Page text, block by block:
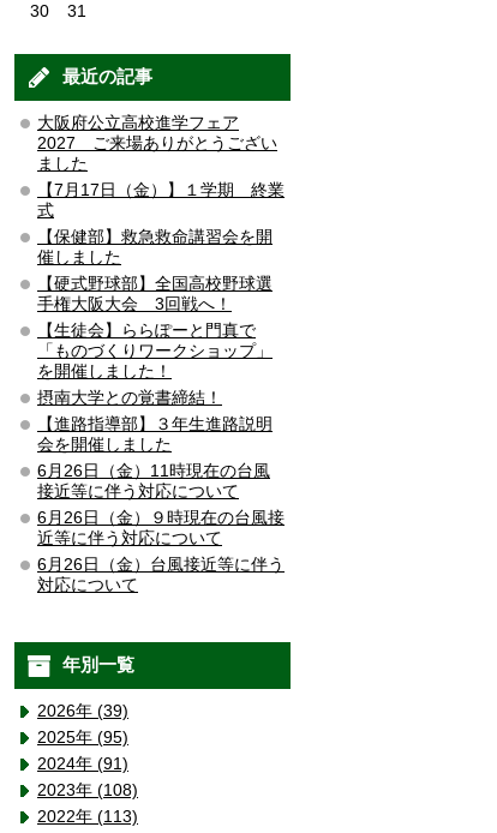
30
31
最近の記事
大阪府公立高校進学フェア
2027 ご来場ありがとうござい
ました
【7月17日（金）】１学期 終業
式
【保健部】救急救命講習会を開
催しました
【硬式野球部】全国高校野球選
手権大阪大会 3回戦へ！
【生徒会】ららぽーと門真で
「ものづくりワークショップ」
を開催しました！
摂南大学との覚書締結！
【進路指導部】３年生進路説明
会を開催しました
6月26日（金）11時現在の台風
接近等に伴う対応について
6月26日（金）９時現在の台風接
近等に伴う対応について
6月26日（金）台風接近等に伴う
対応について
年別一覧
2026年 (39)
2025年 (95)
2024年 (91)
2023年 (108)
2022年 (113)